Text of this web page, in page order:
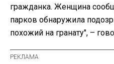
гражданка. Женщина
парков обнаружила
похожий на гранату", –